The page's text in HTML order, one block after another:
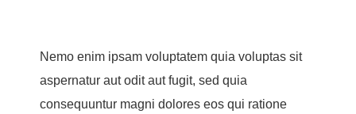
Nemo enim ipsam voluptatem quia voluptas sit
aspernatur aut odit aut fugit, sed quia
consequuntur magni dolores eos qui ratione